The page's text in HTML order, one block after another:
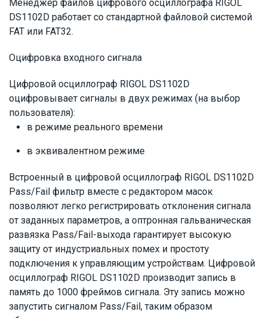
Менеджер файлов цифрового осциллографа RIGOL
DS1102D работает со стандартной файловой системой
FAT или FAT32.
Оцифровка входного сигнала
Цифровой осциллограф RIGOL DS1102D
оцифровывает сигналы в двух режимах (на выбор
пользователя):
в режиме реального времени
в эквивалентном режиме
Встроенный в цифровой осциллограф RIGOL DS1102D
Pass/Fail фильтр вместе с редактором масок
позволяют легко регистрировать отклонения сигнала
от заданных параметров, а оптронная гальваническая
развязка Pass/Fail-выхода гарантирует высокую
защиту от индустриальных помех и простоту
подключения к управляющим устройствам. Цифровой
осциллограф RIGOL DS1102D производит запись в
память до 1000 фреймов сигнала. Эту запись можно
запустить сигналом Pass/Fail, таким образом